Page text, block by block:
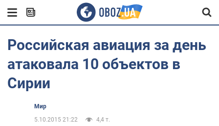
Российская авиация за день
атаковала 10 объектов в
Сирии
Мир
5.10.2015 21:22
4,4 т.